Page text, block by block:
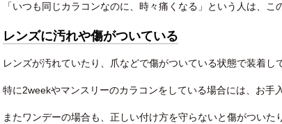
「いつも同じカラコンなのに、時々痛くなる」という人は、
レンズに汚れや傷がついている
レンズが汚れていたり、爪などで傷がついている状態で装着し
特に2weekやマンスリーのカラコンをしている場合には、お手
またワンデーの場合も、正しい付け方を守らないと傷がついた